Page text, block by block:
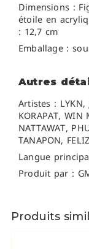
Dimensions :
étoile en
: 12,7 cm
Emballage :
Autres
Artistes : LYKN,
KORAPAT, WIN
NATTAWAT,
TANAPON,
Langue
Produit par :
Produits